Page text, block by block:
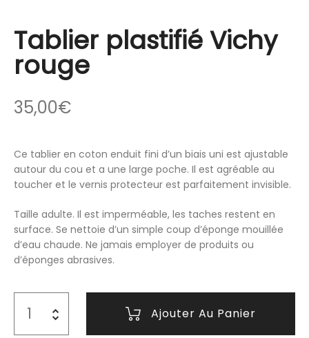
Tablier plastifié Vichy
rouge
35,00€
Ce tablier en coton enduit fini d’un biais uni est ajustable
autour du cou et a une large poche. Il est agréable au
toucher et le vernis protecteur est parfaitement invisible.
Taille adulte. Il est imperméable, les taches restent en
surface. Se nettoie d’un simple coup d’éponge mouillée
d’eau chaude. Ne jamais employer de produits ou
d’éponges abrasives.
Ajouter Au Panier